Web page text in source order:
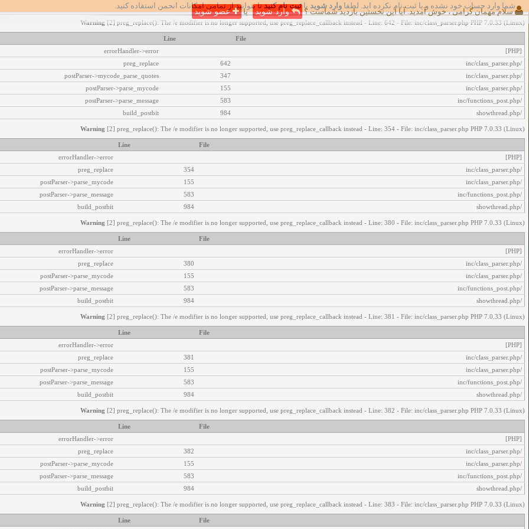
شما وارد حساب خود نشده و یا ثبت نام نکرده اید. لطفا وارد شوید یاثبت نام کنیدتا بتوانید از تمامی امکانات انجمن استفاده کنید. اخطار‌های زیر رخ داد:
Warning [2] preg_replace(): The /e modifier is no longer supported, use preg_replace_callback instead - Line: 642 - File: inc/class_parser.php PHP 7.0.33 (Linux)
File
Line
[PHP]
errorHandler->error
/inc/class_parser.php
642
preg_replace
/inc/class_parser.php
347
postParser->mycode_parse_quotes
/inc/class_parser.php
155
postParser->parse_mycode
/inc/functions_post.php
583
postParser->parse_message
/showthread.php
984
build_postbit
Warning [2] preg_replace(): The /e modifier is no longer supported, use preg_replace_callback instead - Line: 354 - File: inc/class_parser.php PHP 7.0.33 (Linux)
File
Line
[PHP]
errorHandler->error
/inc/class_parser.php
354
preg_replace
/inc/class_parser.php
155
postParser->parse_mycode
/inc/functions_post.php
583
postParser->parse_message
/showthread.php
984
build_postbit
Warning [2] preg_replace(): The /e modifier is no longer supported, use preg_replace_callback instead - Line: 380 - File: inc/class_parser.php PHP 7.0.33 (Linux)
File
Line
[PHP]
errorHandler->error
/inc/class_parser.php
380
preg_replace
/inc/class_parser.php
155
postParser->parse_mycode
/inc/functions_post.php
583
postParser->parse_message
/showthread.php
984
build_postbit
Warning [2] preg_replace(): The /e modifier is no longer supported, use preg_replace_callback instead - Line: 381 - File: inc/class_parser.php PHP 7.0.33 (Linux)
File
Line
[PHP]
errorHandler->error
/inc/class_parser.php
381
preg_replace
/inc/class_parser.php
155
postParser->parse_mycode
/inc/functions_post.php
583
postParser->parse_message
/showthread.php
984
build_postbit
Warning [2] preg_replace(): The /e modifier is no longer supported, use preg_replace_callback instead - Line: 382 - File: inc/class_parser.php PHP 7.0.33 (Linux)
File
Line
[PHP]
errorHandler->error
/inc/class_parser.php
382
preg_replace
/inc/class_parser.php
155
postParser->parse_mycode
/inc/functions_post.php
583
postParser->parse_message
/showthread.php
984
build_postbit
Warning [2] preg_replace(): The /e modifier is no longer supported, use preg_replace_callback instead - Line: 383 - File: inc/class_parser.php PHP 7.0.33 (Linux)
File
Line
سلام مهمان گرامی ، خوش آمدید. آیا این نخستین بازدید شماست ؟ وارد شوید یا عضو شوید